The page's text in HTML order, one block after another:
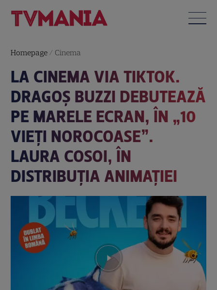
Homepage / Cinema
LA CINEMA VIA TIKTOK.
DRAGOȘ BUZZI DEBUTEAZĂ
PE MARELE ECRAN, ÎN „10
VIEȚI NOROCOASE”.
LAURA COSOI, ÎN
DISTRIBUȚIA ANIMAȚIEI